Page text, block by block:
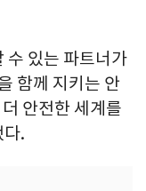
수 있는 파트너가
함께 지키는 안
안전한 세계를
.